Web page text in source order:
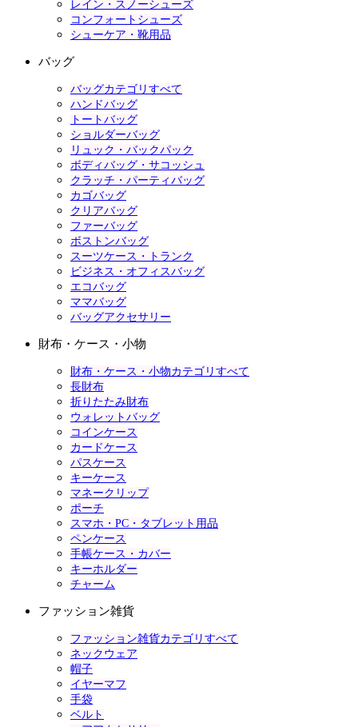
レイン・スノーシューズ
コンフォートシューズ
シューケア・靴用品
バッグ
バッグカテゴリすべて
ハンドバッグ
トートバッグ
ショルダーバッグ
リュック・バックパック
ボディバッグ・サコッシュ
クラッチ・パーティバッグ
カゴバッグ
クリアバッグ
ファーバッグ
ボストンバッグ
スーツケース・トランク
ビジネス・オフィスバッグ
エコバッグ
ママバッグ
バッグアクセサリー
財布・ケース・小物
財布・ケース・小物カテゴリすべて
長財布
折りたたみ財布
ウォレットバッグ
コインケース
カードケース
パスケース
キーケース
マネークリップ
ポーチ
スマホ・PC・タブレット用品
ペンケース
手帳ケース・カバー
キーホルダー
チャーム
ファッション雑貨
ファッション雑貨カテゴリすべて
ネックウェア
帽子
イヤーマフ
手袋
ベルト